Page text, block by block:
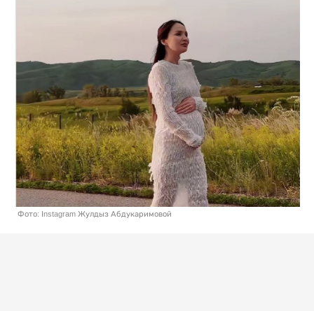
Фото: Instagram Жулдыз Абдукаримовой